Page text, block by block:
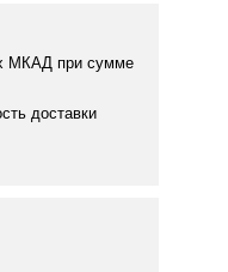
МКАД при сумме
доставки